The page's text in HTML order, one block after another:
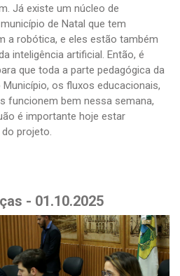
Já existe um núcleo de
de Natal que tem
a robótica, e eles estão também
inteligência artificial. Então, é
que toda a parte pedagógica da
os fluxos educacionais,
funcionem bem nessa semana,
é importante hoje estar
projeto.
- 01.10.2025